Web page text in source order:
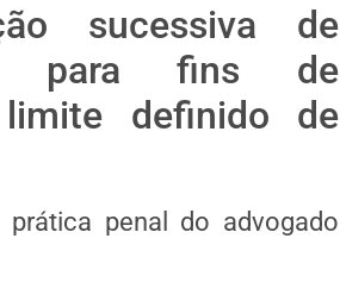
sucessiva de
para fins de
definido de
penal do advogado